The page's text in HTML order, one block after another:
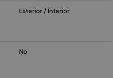
Exterior / Interior
No